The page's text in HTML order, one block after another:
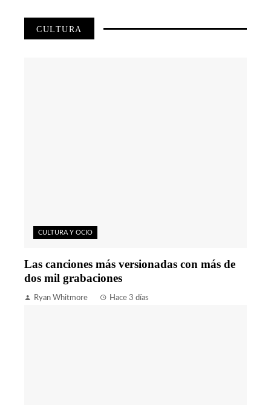
CULTURA
CULTURA Y OCIO
Las canciones más versionadas con más de
dos mil grabaciones
Ryan Whitmore Hace 3 días